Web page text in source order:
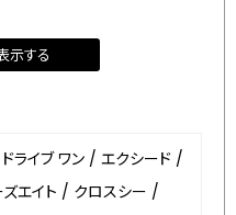
示する
ドライブ ワン / エクシード /
エイト / クロスシー /